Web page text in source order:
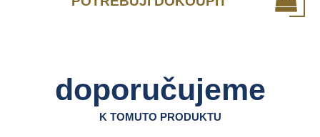
doporučujeme
K TOMUTO PRODUKTU